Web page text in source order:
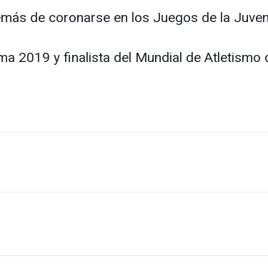
de coronarse en los Juegos de la
2019 y finalista del Mundial de Atletismo